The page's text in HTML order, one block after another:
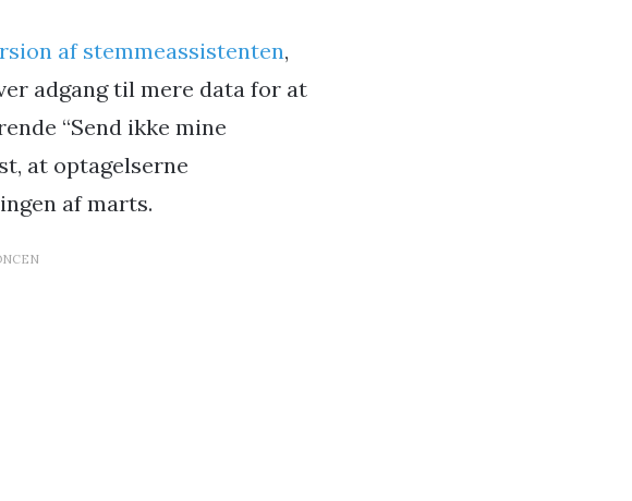
af stemmeassistenten,
adgang til mere data for at
“Send ikke mine
at optagelserne
af marts.